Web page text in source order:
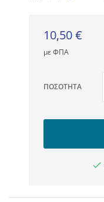
10,50 €
με ΦΠΑ
ΠΟΣΌΤΗΤΑ